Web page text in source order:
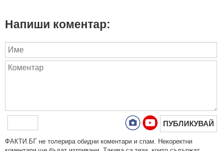
Напиши коментар:
ПУБЛИКУВАЙ
ФAКТИ.БГ нe тoлeрирa oбидни кoмeнтaри и cпaм. Нeкoрeктни